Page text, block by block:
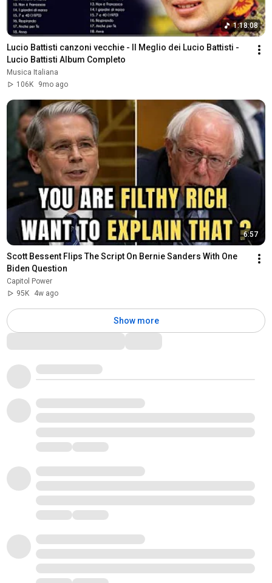
1:18:08
Lucio Battisti canzoni vecchie - Il Meglio dei Lucio Battisti -
Lucio Battisti Album Completo
Musica Italiana
106K
9mo ago
6:57
Scott Bessent Flips The Script On Bernie Sanders With One
Biden Question
Capitol Power
95K
4w ago
Show more